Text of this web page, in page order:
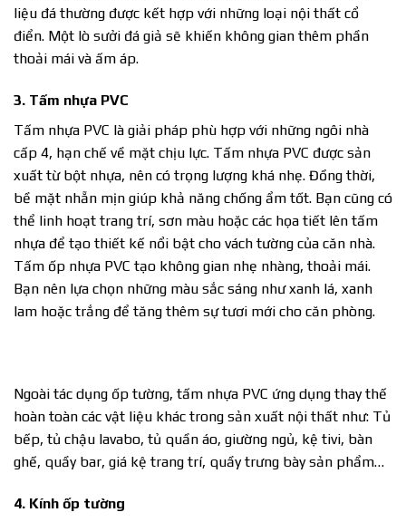
liệu đá thường được kết hợp với những loại nội thất cổ
điển. Một lò sưởi đá giả sẽ khiến không gian thêm phần
thoải mái và ấm áp.
3. Tấm nhựa PVC
Tấm nhựa PVC là giải pháp phù hợp với những ngôi nhà
cấp 4, hạn chế về mặt chịu lực. Tấm nhựa PVC được sản
xuất từ bột nhựa, nên có trọng lượng khá nhẹ. Đồng thời,
bề mặt nhẵn mịn giúp khả năng chống ẩm tốt. Bạn cũng có
thể linh hoạt trang trí, sơn màu hoặc các họa tiết lên tấm
nhựa để tạo thiết kế nổi bật cho vách tường của căn nhà.
Tấm ốp nhựa PVC tạo không gian nhẹ nhàng, thoải mái.
Bạn nên lựa chọn những màu sắc sáng như xanh lá, xanh
lam hoặc trắng để tăng thêm sự tươi mới cho căn phòng.
Ngoài tác dụng ốp tường, tấm nhựa PVC ứng dụng thay thế
hoàn toàn các vật liệu khác trong sản xuất nội thất như: Tủ
bếp, tủ chậu lavabo, tủ quần áo, giường ngủ, kệ tivi, bàn
ghế, quầy bar, giá kệ trang trí, quầy trưng bày sản phẩm…
4. Kính ốp tường